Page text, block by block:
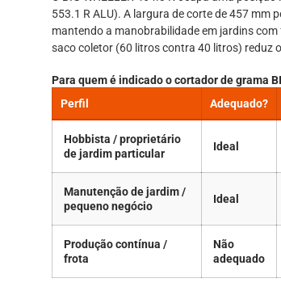
553.1 R ALU). A largura de corte de 457 mm
mantendo a manobrabilidade em jardins com
saco coletor (60 litros contra 40 litros) reduz
Para quem é indicado o cortador de grama
Perfil
Adequado?
Hobbista / proprietário
de jardim particular
Ideal
Manutenção de jardim /
pequeno negócio
Ideal
Produção contínua /
frota
Não
adequado